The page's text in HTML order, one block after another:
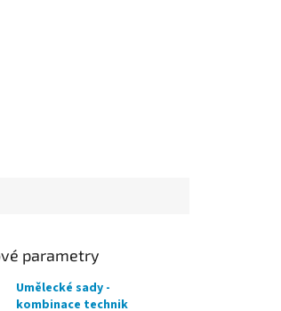
parametry
Umělecké sady -
kombinace technik